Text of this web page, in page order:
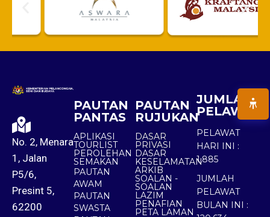
No. 2, Menara
1, Jalan
P5/6,
Presint 5,
62200
PAUTAN
PANTAS
APLIKASI
TOURLIST
PEROLEHAN
SEMAKAN
PAUTAN
AWAM
PAUTAN
SWASTA
PAUTAN
RUJUKAN
DASAR
PRIVASI
DASAR
KESELAMATAN
ARKIB
SOALAN -
SOALAN
LAZIM
PENAFIAN
PETA LAMAN
JUMLAH
PELAWAT
PELAWAT
HARI INI :
1,885
JUMLAH
PELAWAT
BULAN INI :